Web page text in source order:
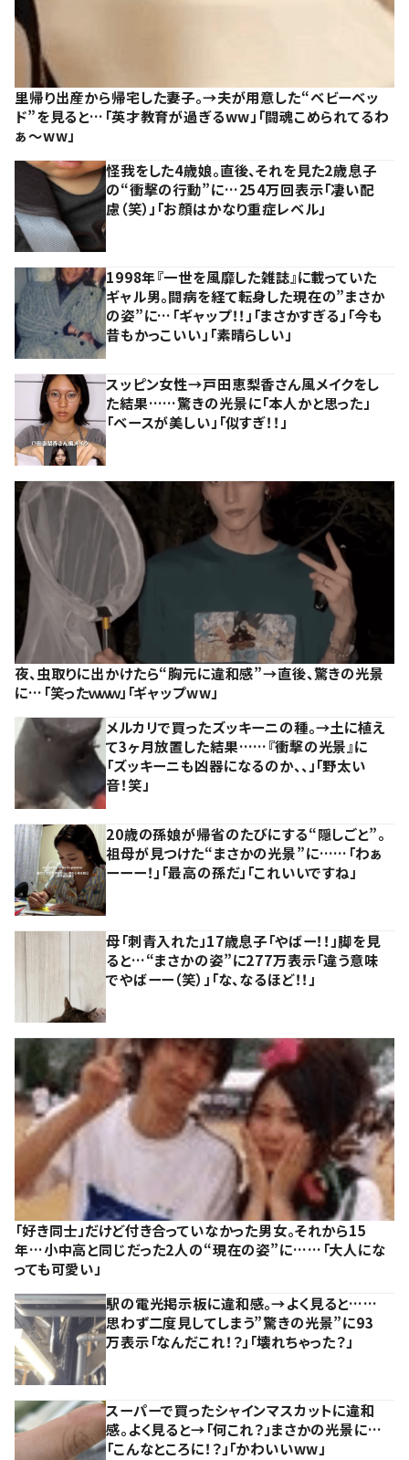
里帰り出産から帰宅した妻子。→夫が用意した“ベビーベッ
ド”を見ると…「英才教育が過ぎるww」「闘魂こめられてるわ
ぁ～ww」
怪我をした4歳娘。直後、それを見た2歳息子
の“衝撃の行動”に…254万回表示「凄い配
慮（笑）」「お顔はかなり重症レベル」
1998年『一世を風靡した雑誌』に載っていた
ギャル男。闘病を経て転身した現在の”まさか
の姿”に…「ギャップ！！」「まさかすぎる」「今も
昔もかっこいい」「素晴らしい」
スッピン女性→戸田恵梨香さん風メイクをし
た結果……驚きの光景に「本人かと思った」
「ベースが美しい」「似すぎ！！」
夜、虫取りに出かけたら“胸元に違和感”→直後、驚きの光景
に…「笑ったｗｗｗ」「ギャップww」
メルカリで買ったズッキーニの種。→土に植え
て3ヶ月放置した結果……『衝撃の光景』に
「ズッキーニも凶器になるのか、、」「野太い
音！笑」
20歳の孫娘が帰省のたびにする“隠しごと”。
祖母が見つけた“まさかの光景”に……「わぁ
ーーー！」「最高の孫だ」「これいいですね」
母「刺青入れた」17歳息子「やばー！！」脚を見
ると…“まさかの姿”に277万表示「違う意味
でやばーー（笑）」「な、なるほど！！」
「好き同士」だけど付き合っていなかった男女。それから15
年…小中高と同じだった2人の“現在の姿”に……「大人にな
っても可愛い」
駅の電光掲示板に違和感。→よく見ると……
思わず二度見してしまう”驚きの光景”に93
万表示「なんだこれ！？」「壊れちゃった？」
スーパーで買ったシャインマスカットに違和
感。よく見ると→「何これ？」まさかの光景に…
「こんなところに！？」「かわいいww」